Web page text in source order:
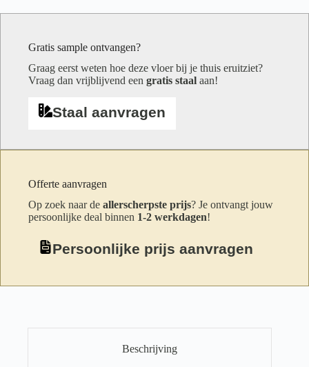
Gratis sample ontvangen?
Graag eerst weten hoe deze vloer bij je thuis eruitziet?
Vraag dan vrijblijvend een gratis staal aan!
Staal aanvragen
Offerte aanvragen
Op zoek naar de allerscherpste prijs? Je ontvangt jouw
persoonlijke deal binnen 1-2 werkdagen!
Persoonlijke prijs aanvragen
Beschrijving